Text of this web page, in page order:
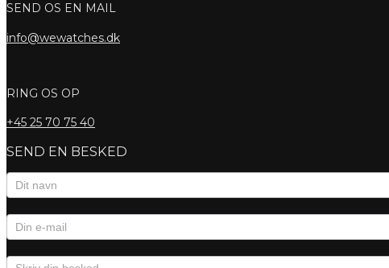
SEND OS EN MAIL
info@wewatches.dk
RING OS OP
+45 25 70 75 40
SEND EN BESKED
Kontaktformular